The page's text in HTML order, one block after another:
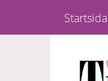
Startsida